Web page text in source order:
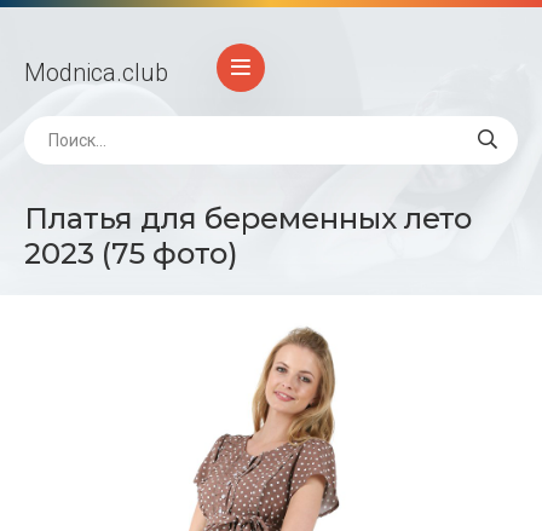
Modnica.club
Платья для беременных лето
2023 (75 фото)